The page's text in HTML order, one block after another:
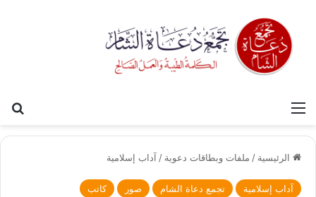
القائمة
الرئيسية / ملفات وبطاقات دعوية / آداب إسلامية
آداب إسلامية تجمع دعاة الشام صور
كاتب